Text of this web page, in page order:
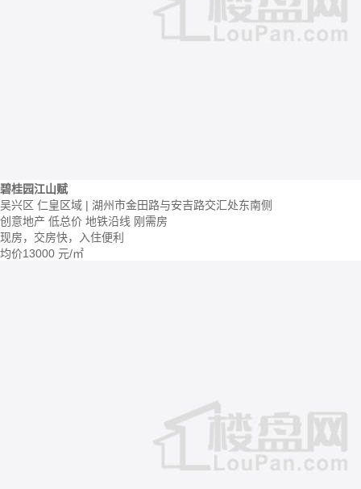
碧桂园江山赋
吴兴区 仁皇区域 | 湖州市金田路与安吉路交汇处东南侧
创意地产 低总价 地铁沿线 刚需房
现房，交房快，入住便利
均价13000 元/㎡